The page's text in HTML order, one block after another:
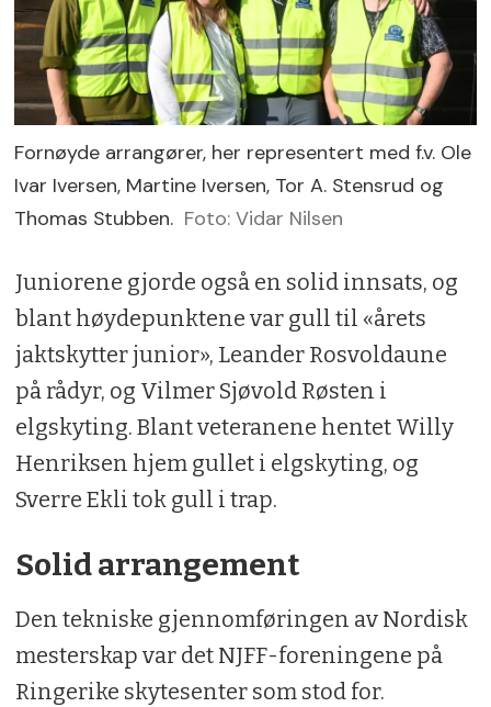
Fornøyde arrangører, her representert med f.v. Ole
Ivar Iversen, Martine Iversen, Tor A. Stensrud og
Thomas Stubben. Foto: Vidar Nilsen
Juniorene gjorde også en solid innsats, og
blant høydepunktene var gull til «årets
jaktskytter junior», Leander Rosvoldaune
på rådyr, og Vilmer Sjøvold Røsten i
elgskyting. Blant veteranene hentet Willy
Henriksen hjem gullet i elgskyting, og
Sverre Ekli tok gull i trap.
Solid arrangement
Den tekniske gjennomføringen av Nordisk
mesterskap var det NJFF-foreningene på
Ringerike skytesenter som stod for.